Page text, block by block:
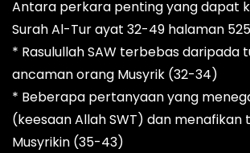
Antara perkara penting yang dapat
Surah Al-Tur ayat 32-49 halaman
* Rasulullah SAW terbebas daripada
ancaman orang Musyrik (32-34)
* Beberapa pertanyaan yang
(keesaan Allah SWT) dan menafikan
Musyrikin (35-43)